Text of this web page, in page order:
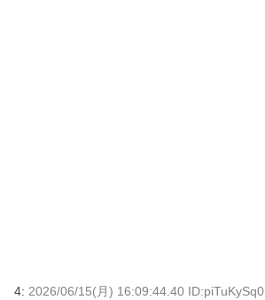
4: 2026/06/15(月) 16:09:44.40 ID:piTuKySq0